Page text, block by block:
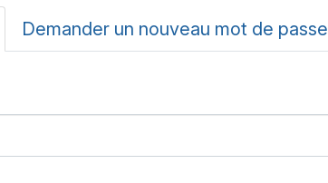
(onglet
actif)
Demander un nouveau mot de passe